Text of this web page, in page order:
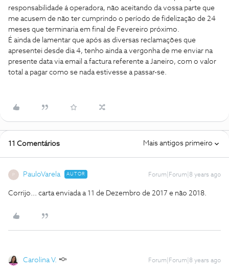
responsabilidade á operadora, não aceitando da vossa parte que
me acusem de não ter cumprindo o período de fidelização de 24
meses que terminaria em final de Fevereiro próximo.
É ainda de lamentar que após as diversas reclamações que
apresentei desde dia 4, tenho ainda a vergonha de me enviar na
presente data via email a factura referente a Janeiro, com o valor
total a pagar como se nada estivesse a passar-se.
11 Comentários Mais antigos primeiro
PauloVarela AUTOR Forum|Forum|8 years ago
Corrijo... carta enviada a 11 de Dezembro de 2017 e não 2018.
Carolina V. Forum|Forum|8 years ago